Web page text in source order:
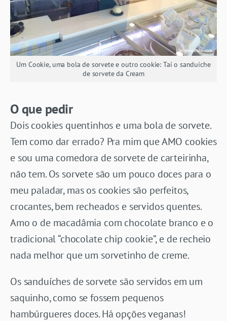
Um Cookie, uma bola de sorvete e outro cookie: Taí o sanduíche
de sorvete da Cream
O que pedir
Dois cookies quentinhos e uma bola de sorvete.
Tem como dar errado? Pra mim que AMO cookies
e sou uma comedora de sorvete de carteirinha,
não tem. Os sorvete são um pouco doces para o
meu paladar, mas os cookies são perfeitos,
crocantes, bem recheados e servidos quentes.
Amo o de macadâmia com chocolate branco e o
tradicional “chocolate chip cookie”, e de recheio
nada melhor que um sorvetinho de creme.
Os sanduíches de sorvete são servidos em um
saquinho, como se fossem pequenos
hambúrgueres doces. Há opções veganas!